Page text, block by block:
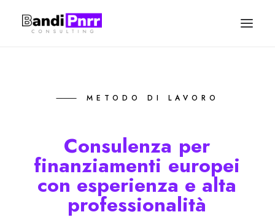
SERVIZI IMPRESE
SERVIZI ENTI
⸻ METODO DI LAVORO
Consulenza per
finanziamenti europei
con esperienza e alta
professionalità